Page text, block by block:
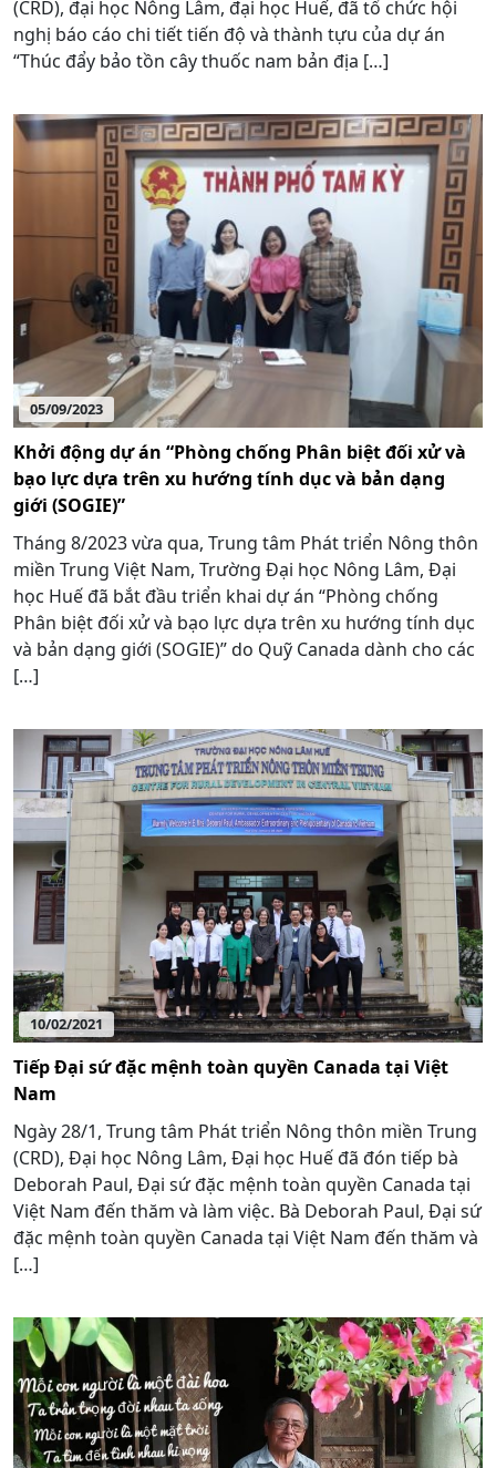
(CRD), đại học Nông Lâm, đại học Huế, đã tổ chức hội
nghị báo cáo chi tiết tiến độ và thành tựu của dự án
“Thúc đẩy bảo tồn cây thuốc nam bản địa […]
05/09/2023
Khởi động dự án “Phòng chống Phân biệt đối xử và
bạo lực dựa trên xu hướng tính dục và bản dạng
giới (SOGIE)”
Tháng 8/2023 vừa qua, Trung tâm Phát triển Nông thôn
miền Trung Việt Nam, Trường Đại học Nông Lâm, Đại
học Huế đã bắt đầu triển khai dự án “Phòng chống
Phân biệt đối xử và bạo lực dựa trên xu hướng tính dục
và bản dạng giới (SOGIE)” do Quỹ Canada dành cho các
[…]
10/02/2021
Tiếp Đại sứ đặc mệnh toàn quyền Canada tại Việt
Nam
Ngày 28/1, Trung tâm Phát triển Nông thôn miền Trung
(CRD), Đại học Nông Lâm, Đại học Huế đã đón tiếp bà
Deborah Paul, Đại sứ đặc mệnh toàn quyền Canada tại
Việt Nam đến thăm và làm việc. Bà Deborah Paul, Đại sứ
đặc mệnh toàn quyền Canada tại Việt Nam đến thăm và
[…]